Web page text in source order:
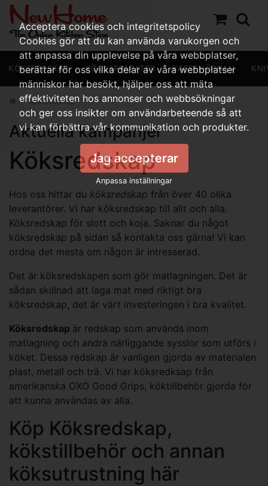
KÖKSREDSKAP KÖKSAPPARATER KAFFEHÖRNAN
Köksredskap
Aktuella kampanjer
Köksredskap
Hos oss hittar du köksredskap från över 40 olika
leverantörer. Vi har köksredskap till allt och alla.
Köksredskap för slott och koja. Saknar du något
köksredskap på sidan så kontakta oss gärna! Vi kan
ordna det mesta om någon är intresserad.
Det är köksredskapen som gör matlagningen. Det är
sådan skillnad att laga mat med riktigt bra
köksredskap, det är värt investeringen i bra kvalitet.
Köksredskap är redskap som används inom
matlagning och andra närliggande sysslor som utförs i
köket. Dessa redskap är vanligen gjorda av materialen
plast, metall och trä. Vi har köksredksap från
amerikanska OXO Good Grips, köktillbehör gjorda för
att kunna användas av alla.
Köp Köksredskap,
kökstillbehör och annan
köksutrustning här
Acceptera cookies och integritetspolicy
Cookies gör att du kan använda varukorgen och
att anpassa din upplevelse på våra webbplatser,
berättar för oss vilka delar av våra webbplatser
människor har besökt, hjälper oss att mäta
effektiviteten hos annonser och webbsökningar
och ger oss insikter om användarbeteende så att
vi kan förbättra vår kommunikation och produkter.
Jag accepterar
Anpassa inställningar